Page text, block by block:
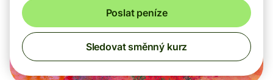
Poslat peníze
Sledovat směnný kurz